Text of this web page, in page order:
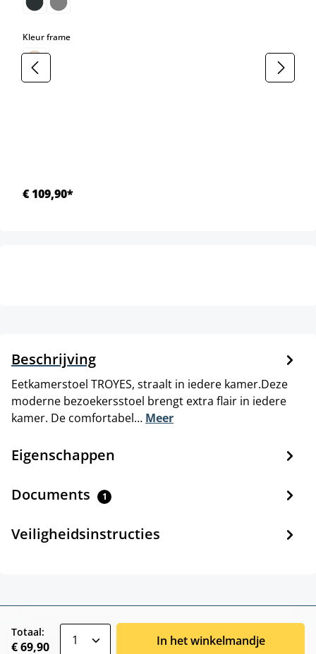
Kleur frameselect
€ 109,90*
Beschrijving
Eetkamerstoel TROYES, straalt in iedere kamer.Deze
moderne bezoekersstoel brengt extra flair in iedere
kamer. De comfortabel… Meer
Eigenschappen
Documents 1
Veiligheidsinstructies
Totaal:
€ 69,90 In het winkelmandje